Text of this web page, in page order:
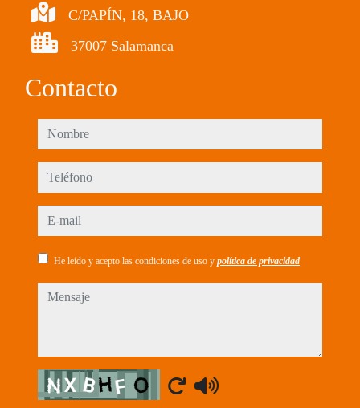
C/PAPÍN, 18, BAJO
37007 Salamanca
Contacto
nombre
teléfono
e-mail
He leído y acepto las condiciones de uso y política de privacidad
mensaje
Captcha